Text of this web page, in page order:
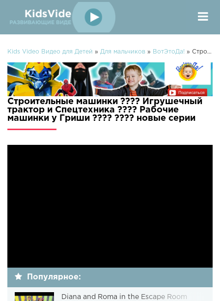
Kids Video Видео для Детей » Для мальчиков » ВотЭтоДа! » Строительные машинки ???? Игрушечный трактор и Спецтехника ???? Рабочие машинки у Гриши ???? ????
Строительные машинки ???? Игрушечный
трактор и Спецтехника ???? Рабочие
машинки у Гриши ???? ???? новые серии
Популярное:
Diana and Roma in the Escape Room